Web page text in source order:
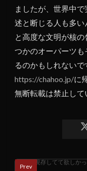
ましたが、世界中
述と断じる人も多い
と高度な文明が核
つかのオーパーツ
るのかもしれない
https://chahoo.jp/に
無断転載は禁止して
Prev